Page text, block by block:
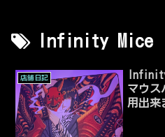
Infinity Mice
店舗日記
マウス
用出来